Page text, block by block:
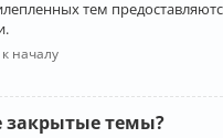
тем
началу
закрытые темы?